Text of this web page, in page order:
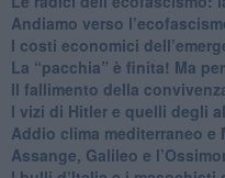
Andiamo verso
I costi economici
​La “pacchia” è finita! Ma
​Il fallimento della
​I vizi di Hitler e quelli degli
Addio clima mediterraneo e
​Assange, Galileo e